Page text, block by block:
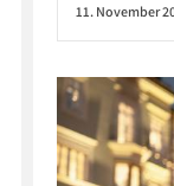
11. November